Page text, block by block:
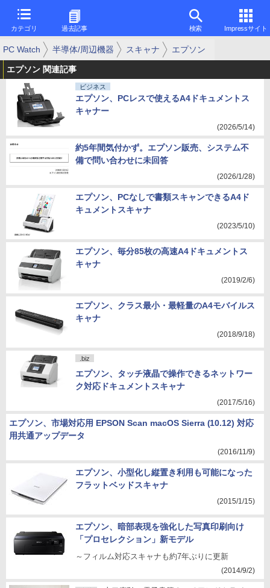
カテゴリ 過去記事 検索 Impressサイト
PC Watch 半導体/周辺機器 スキャナ エプソン
エプソン 関連記事
ビジネス
エプソン、PCレスで使えるA4ドキュメントス
キャナー
(2026/5/14)
約5年間気付かず。エプソン販売、システム不
備で問い合わせに未回答
(2026/1/28)
エプソン、PCなしで書類スキャンできるA4ド
キュメントスキャナ
(2023/5/10)
エプソン、毎分85枚の高速A4ドキュメントス
キャナ
(2019/2/6)
エプソン、クラス最小・最軽量のA4モバイルス
キャナ
(2018/9/18)
.biz
エプソン、タッチ液晶で操作できるネットワー
ク対応ドキュメントスキャナ
(2017/5/16)
エプソン、市場対応用 EPSON Scan macOS Sierra (10.12) 対応
用共通アップデータ
(2016/11/9)
エプソン、小型化し縦置き利用も可能になった
フラットベッドスキャナ
(2015/1/15)
エプソン、暗部表現を強化した写真印刷向け
「プロセレクション」新モデル
～フィルム対応スキャナも約7年ぶりに更新
(2014/9/2)